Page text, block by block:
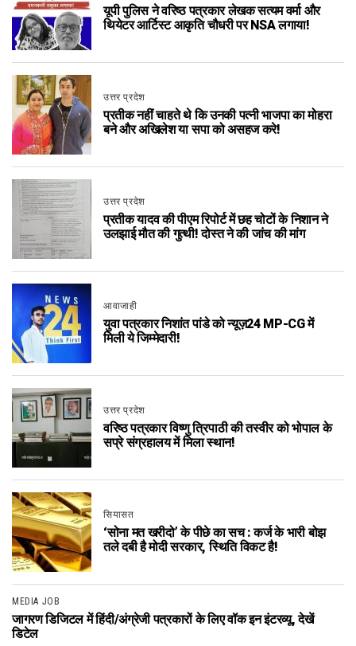
यूपी पुलिस ने वरिष्ठ पत्रकार लेखक सत्यम वर्मा और
थियेटर आर्टिस्ट आकृति चौधरी पर NSA लगाया!
उत्तर प्रदेश
प्रतीक नहीं चाहते थे कि उनकी पत्नी भाजपा का मोहरा
बने और अखिलेश या सपा को असहज करे!
उत्तर प्रदेश
प्रतीक यादव की पीएम रिपोर्ट में छह चोटों के निशान ने
उलझाई मौत की गुत्थी! दोस्त ने की जांच की मांग
आवाजाही
युवा पत्रकार निशांत पांडे को न्यूज़24 MP-CG में
मिली ये जिम्मेदारी!
उत्तर प्रदेश
वरिष्ठ पत्रकार विष्णु त्रिपाठी की तस्वीर को भोपाल के
सप्रे संग्रहालय में मिला स्थान!
सियासत
‘सोना मत खरीदो’ के पीछे का सच : कर्ज के भारी बोझ
तले दबी है मोदी सरकार, स्थिति विकट है!
MEDIA JOB
जागरण डिजिटल में हिंदी/अंग्रेजी पत्रकारों के लिए वॉक इन इंटरव्यू, देखें
डिटेल